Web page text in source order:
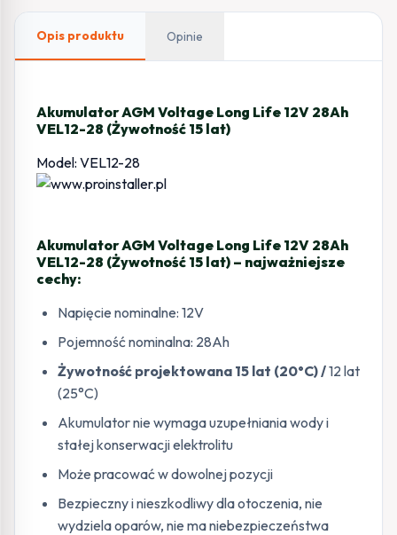
(Żywotność
Opis produktu Opinie
Akumulator AGM Voltage Long Life 12V 28Ah
VEL12-28 (Żywotność 15 lat)
Model: VEL12-28
Akumulator AGM Voltage Long Life 12V 28Ah
VEL12-28 (Żywotność 15 lat) – najważniejsze
cechy:
Napięcie nominalne: 12V
Pojemność nominalna: 28Ah
Żywotność projektowana 15 lat (20°C) /12 lat
(25°C)
Akumulator nie wymaga uzupełniania wody i
stałej konserwacji elektrolitu
Może pracować w dowolnej pozycji
Bezpieczny i nieszkodliwy dla otoczenia, nie
wydziela oparów, nie ma niebezpieczeństwa